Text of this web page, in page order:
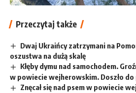
Przeczytaj także
Dwaj Ukraińcy zatrzymani na
oszustwa na dużą skalę
Kłęby dymu nad samochodem.
w powiecie wejherowskim. Doszło do
Znęcał się nad psem w powiecie